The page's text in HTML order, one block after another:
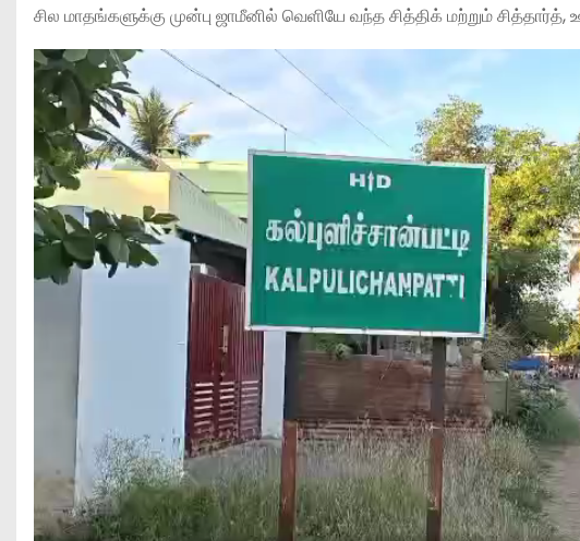
சில மாதங்களுக்கு முன்பு ஜாமீனில் வெளியே வந்த சித்திக் மற்றும்